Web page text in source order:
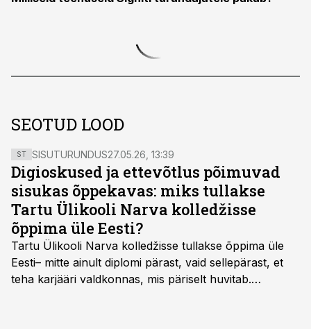
SEOTUD LOOD
ST SISUTURUNDUS27.05.26, 13:39
Digioskused ja ettevõtlus põimuvad
sisukas õppekavas: miks tullakse
Tartu Ülikooli Narva kolledžisse
õppima üle Eesti?
Tartu Ülikooli Narva kolledžisse tullakse õppima üle
Eesti– mitte ainult diplomi pärast, vaid sellepärast, et
teha karjääri valdkonnas, mis päriselt huvitab.